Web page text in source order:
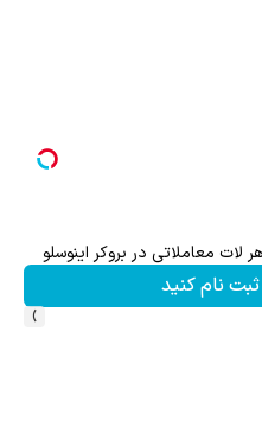
ثبت نام کنید
›